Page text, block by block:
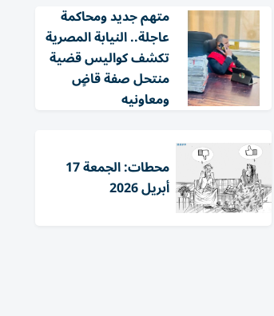
متهم جديد ومحاكمة
عاجلة.. النيابة المصرية
تكشف كواليس قضية
منتحل صفة قاضٍ
ومعاونيه
محطات: الجمعة 17
أبريل 2026